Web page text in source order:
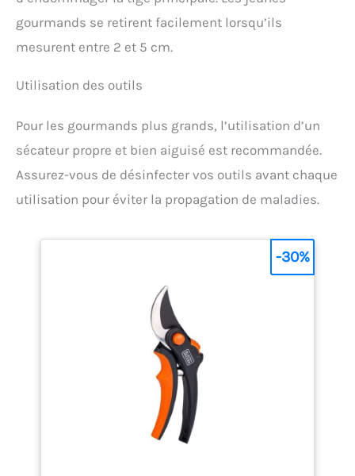
gourmands se retirent facilement lorsqu’ils
mesurent entre 2 et 5 cm.
Utilisation des outils
Pour les gourmands plus grands, l’utilisation d’un
sécateur propre et bien aiguisé est recommandée.
Assurez-vous de désinfecter vos outils avant chaque
utilisation pour éviter la propagation de maladies.
-30%